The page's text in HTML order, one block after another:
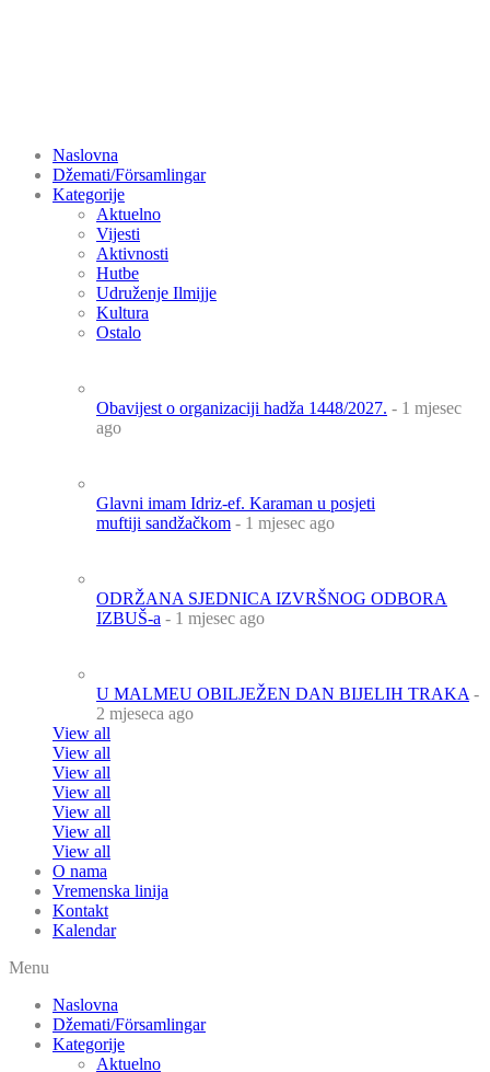
Naslovna
Džemati/Församlingar
Kategorije
Aktuelno
Vijesti
Aktivnosti
Hutbe
Udruženje Ilmijje
Kultura
Ostalo
Obavijest o organizaciji hadža 1448/2027. - 1 mjesec
ago
Glavni imam Idriz-ef. Karaman u posjeti
muftiji sandžačkom - 1 mjesec ago
ODRŽANA SJEDNICA IZVRŠNOG ODBORA
IZBUŠ-a - 1 mjesec ago
U MALMEU OBILJEŽEN DAN BIJELIH TRAKA -
2 mjeseca ago
View all
View all
View all
View all
View all
View all
View all
O nama
Vremenska linija
Kontakt
Kalendar
Menu
Naslovna
Džemati/Församlingar
Kategorije
Aktuelno